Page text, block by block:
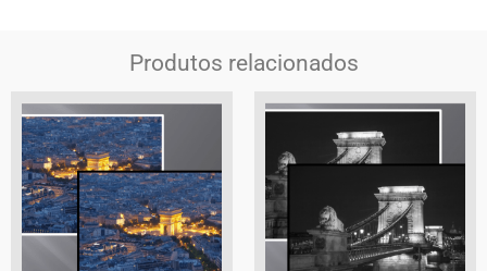
Produtos relacionados